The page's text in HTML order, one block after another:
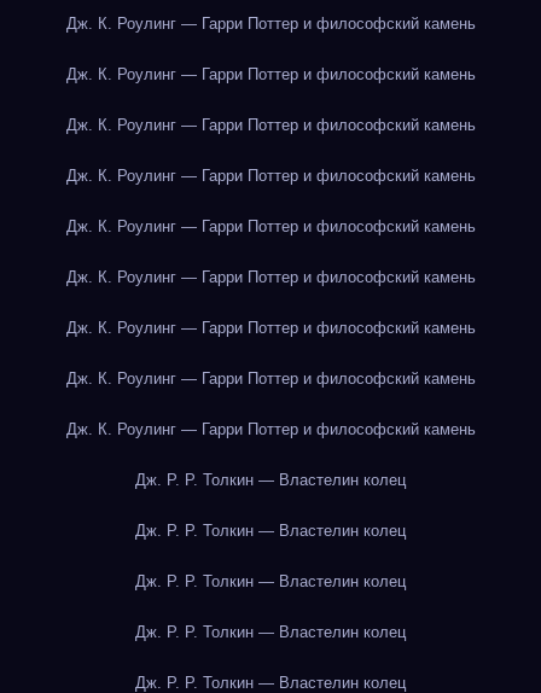
Дж. К. Роулинг — Гарри Поттер и философский камень
Дж. К. Роулинг — Гарри Поттер и философский камень
Дж. К. Роулинг — Гарри Поттер и философский камень
Дж. К. Роулинг — Гарри Поттер и философский камень
Дж. К. Роулинг — Гарри Поттер и философский камень
Дж. К. Роулинг — Гарри Поттер и философский камень
Дж. К. Роулинг — Гарри Поттер и философский камень
Дж. К. Роулинг — Гарри Поттер и философский камень
Дж. К. Роулинг — Гарри Поттер и философский камень
Дж. Р. Р. Толкин — Властелин колец
Дж. Р. Р. Толкин — Властелин колец
Дж. Р. Р. Толкин — Властелин колец
Дж. Р. Р. Толкин — Властелин колец
Дж. Р. Р. Толкин — Властелин колец